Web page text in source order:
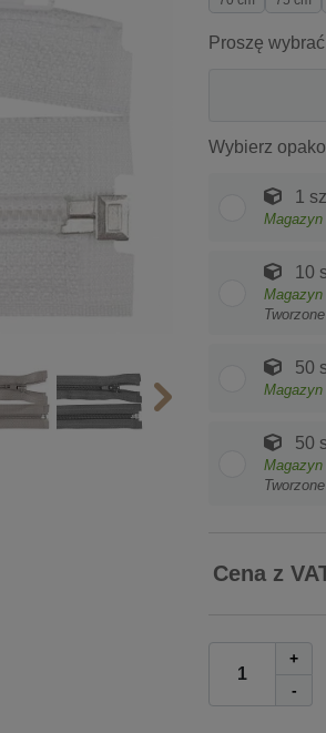
Proszę
Wybierz
1
Magazyn
10
Magazyn
50
Magazyn
50
Magazyn
Cena z
+
-